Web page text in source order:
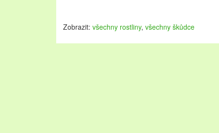
Zobrazit: všechny rostliny, všechny škůdce